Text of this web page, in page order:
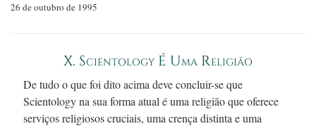
26 de outubro de 1995
X. Scientology É Uma Religião
De tudo o que foi dito acima deveconcluir-seque
Scientology na sua forma atual é uma religião que oferece
serviços religiosos cruciais, uma crença distinta e uma